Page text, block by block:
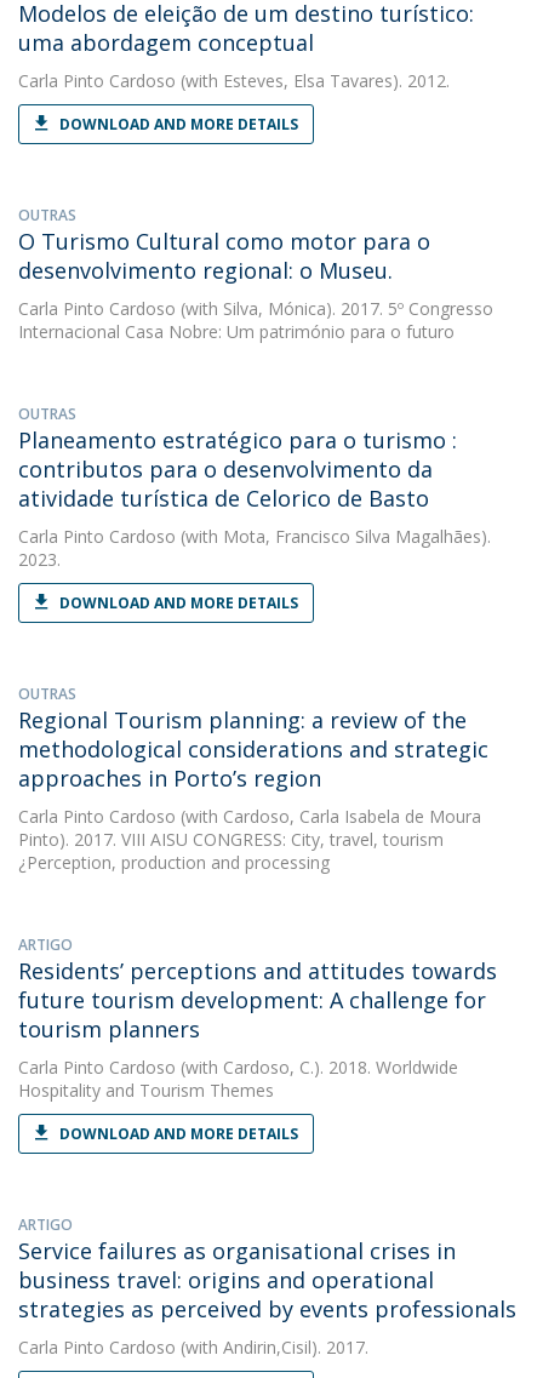
Modelos de eleição de um destino turístico:
uma abordagem conceptual
Carla Pinto Cardoso (with Esteves, Elsa Tavares). 2012.
DOWNLOAD AND MORE DETAILS
OUTRAS
O Turismo Cultural como motor para o
desenvolvimento regional: o Museu.
Carla Pinto Cardoso (with Silva, Mónica). 2017. 5º Congresso
Internacional Casa Nobre: Um património para o futuro
OUTRAS
Planeamento estratégico para o turismo :
contributos para o desenvolvimento da
atividade turística de Celorico de Basto
Carla Pinto Cardoso (with Mota, Francisco Silva Magalhães).
2023.
DOWNLOAD AND MORE DETAILS
OUTRAS
Regional Tourism planning: a review of the
methodological considerations and strategic
approaches in Porto’s region
Carla Pinto Cardoso (with Cardoso, Carla Isabela de Moura
Pinto). 2017. VIII AISU CONGRESS: City, travel, tourism
¿Perception, production and processing
ARTIGO
Residents’ perceptions and attitudes towards
future tourism development: A challenge for
tourism planners
Carla Pinto Cardoso (with Cardoso, C.). 2018. Worldwide
Hospitality and Tourism Themes
DOWNLOAD AND MORE DETAILS
ARTIGO
Service failures as organisational crises in
business travel: origins and operational
strategies as perceived by events professionals
Carla Pinto Cardoso (with Andirin,Cisil). 2017.